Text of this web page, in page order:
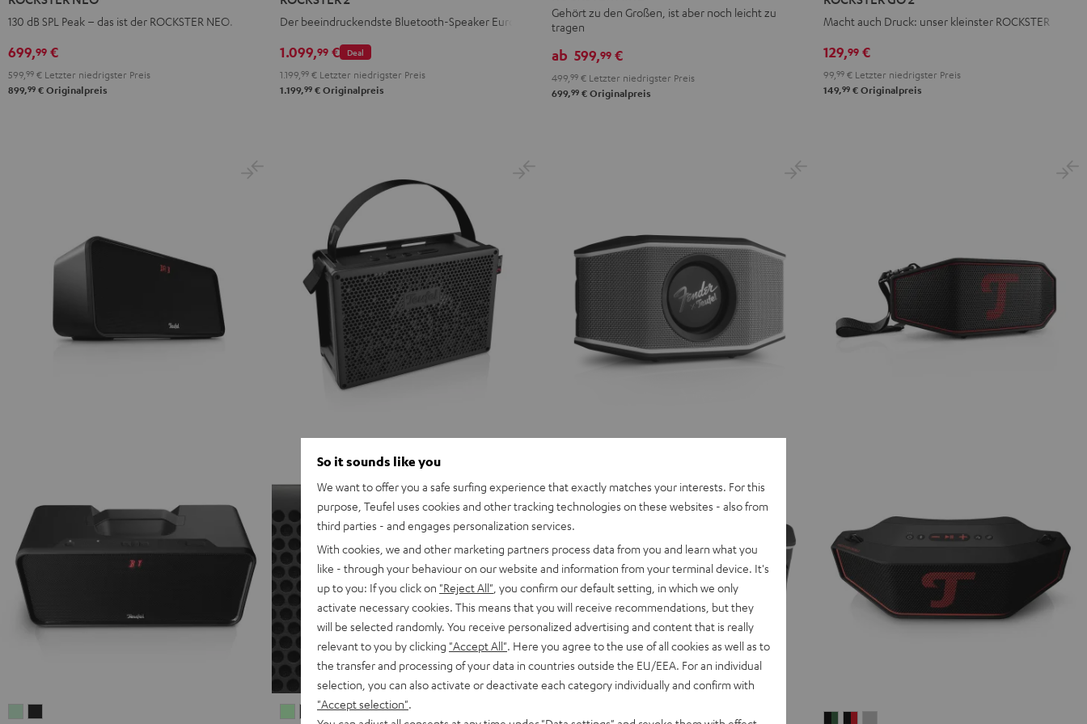
130 dB SPL Peak – das ist der ROCKSTER NEO.
699,99 €
599,99 € Letzter niedrigster Preis
899,99 € Originalpreis
Der beeindruckendste Bluetooth-Speaker Europas
Deal
1.099,99 €
1.199,99 € Letzter niedrigster Preis
1.199,99 € Originalpreis
2
Schwarz
Gehört zu den Großen, ist aber noch leicht zu
tragen
ab 599,99 €
499, 99 € Letzter niedrigster Preis
699,99 € Originalpreis
Black
&
Red
Gray
&
Night
Macht auch Druck: unser kleinster ROCKSTER
129,99 €
99,99 € Letzter niedrigster Preis
149,99 € Originalpreis
MYNDMYNDMYNDMYND
So it sounds like you
We want to offer you a safe surfing experience that exactly matches your interests. For this
purpose, Teufel uses cookies and other tracking technologies on these websites - also from
third parties - and engages personalization services.
With cookies, we and other marketing partners process data from you and learn what you
like - through your behaviour on our website and information from your terminal device. It's
up to you: If you click on "Reject All" , you confirm our default setting, in which we only
activate necessary cookies. This means that you will receive recommendations, but they
will be selected randomly. You receive personalized advertising and content that is really
relevant to you by clicking "Accept All" . Here you agree to the use of all cookies as well as to
the transfer and processing of your data in countries outside the EU/EEA. For an individual
selection, you can also activate or deactivate each category individually and confirm with
"Accept selection"